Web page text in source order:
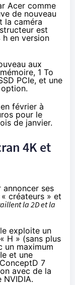
Acer comme
de nouveau
la caméra
est
h en version
aux
1 To
PCIe, et une
février à
pour le
de janvier.
4K et
ses
créateurs » et
la 2D et la
exploite un
H » (sans plus
un maximum
et une
7
avec de la
NVIDIA.